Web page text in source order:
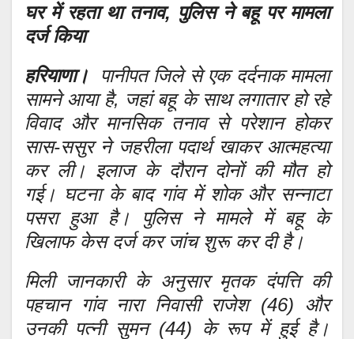
घर में रहता था तनाव, पुलिस ने बहू पर मामला
दर्ज किया
हरियाणा।
पानीपत जिले से एक दर्दनाक मामला
सामने आया है, जहां बहू के साथ लगातार हो रहे
विवाद और मानसिक तनाव से परेशान होकर
सास-ससुर ने जहरीला पदार्थ खाकर आत्महत्या
कर ली। इलाज के दौरान दोनों की मौत हो
गई। घटना के बाद गांव में शोक और सन्नाटा
पसरा हुआ है। पुलिस ने मामले में बहू के
खिलाफ केस दर्ज कर जांच शुरू कर दी है।
मिली जानकारी के अनुसार मृतक दंपत्ति की
पहचान गांव नारा निवासी राजेश (46) और
उनकी पत्नी सुमन (44) के रूप में हुई है।